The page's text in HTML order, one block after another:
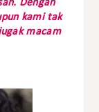
Dengan
kami tak
macam